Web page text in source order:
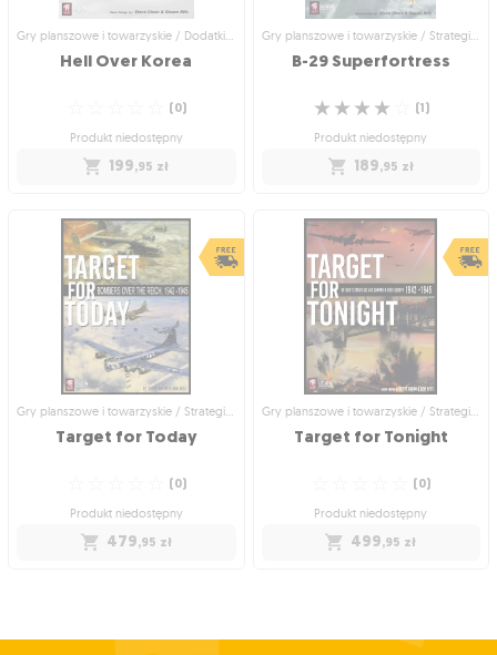
Gry planszowe i towarzyskie / Dodatki do gier
HellOverKorea
(0)
Produkt niedostępny
199,95 zł
do gier
Hell Over Korea
☆
☆
☆
☆
☆ (0)
Produkt niedostępny
199,95 zł
Gry planszowe i towarzyskie / Strategiczne gry planszowe
B-29 Superfortress
☆
☆
☆
☆ (1)
Produkt niedostępny
189,95 zł
Strategiczne gry planszowe
B-29 Superfortress
Bombers Over Japan 1944-1945
☆
☆
☆
☆
☆ (1)
Produkt niedostępny
189,95 zł
Gry planszowe i towarzyskie / Strategiczne gry planszowe
Target forToday
(0)
Produkt niedostępny
479,95 zł
Gry planszowe i towarzyskie / Strategiczne gry planszowe
Target for Tonight
(0)
Produkt niedostępny
499,95 zł